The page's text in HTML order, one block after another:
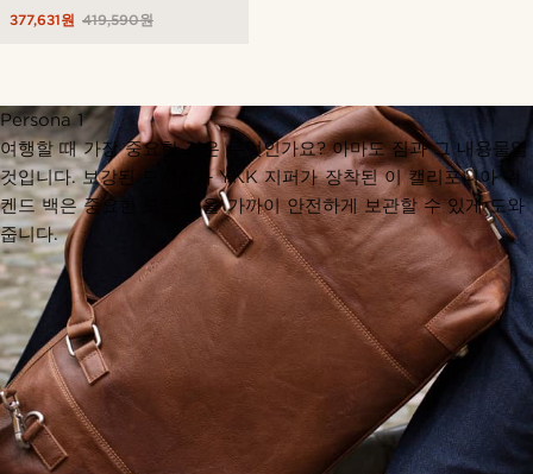
419,590원
377,631원
Persona 1
여행할 때 가장 중요한 것은 무엇인가요? 아마도 짐과 그 내용물일
것입니다. 보강된 모서리와 YKK 지퍼가 장착된 이 캘리포니아 위
켄드 백은 중요한 모든 것을 가까이 안전하게 보관할 수 있게 도와
줍니다.